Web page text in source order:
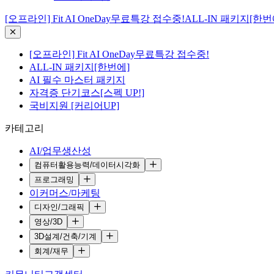
[오프라인] Fit AI OneDay무료특강 접수중!ALL-IN 패키지[한번
[오프라인] Fit AI OneDay무료특강 접수중!
ALL-IN 패키지[한번에]
AI 필수 마스터 패키지
자격증 단기코스[스펙 UP!]
국비지원 [커리어UP]
카테고리
AI/업무생산성
컴퓨터활용능력/데이터시각화
프로그래밍
이커머스/마케팅
디자인/그래픽
영상/3D
3D설계/건축/기계
회계/재무